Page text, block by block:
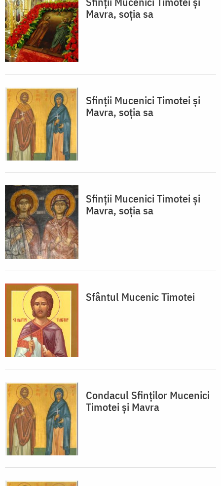
Mavra, soția sa
Sfinții Mucenici Timotei și
Mavra, soția sa
Sfinții Mucenici Timotei și
Mavra, soția sa
Sfântul Mucenic Timotei
Condacul Sfinţilor Mucenici
Timotei şi Mavra